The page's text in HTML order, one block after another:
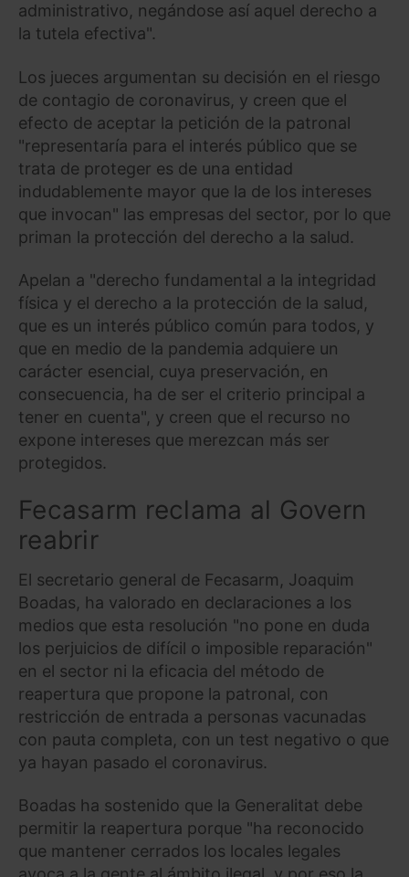
administrativo, negándose así aquel derecho a
la tutela efectiva".
Los jueces argumentan su decisión en el riesgo
de contagio de coronavirus, y creen que el
efecto de aceptar la petición de la patronal
"representaría para el interés público que se
trata de proteger es de una entidad
indudablemente mayor que la de los intereses
que invocan" las empresas del sector, por lo que
priman la protección del derecho a la salud.
Apelan a "derecho fundamental a la integridad
física y el derecho a la protección de la salud,
que es un interés público común para todos, y
que en medio de la pandemia adquiere un
carácter esencial, cuya preservación, en
consecuencia, ha de ser el criterio principal a
tener en cuenta", y creen que el recurso no
expone intereses que merezcan más ser
protegidos.
Fecasarm reclama al Govern
reabrir
El secretario general de Fecasarm, Joaquim
Boadas, ha valorado en declaraciones a los
medios que esta resolución "no pone en duda
los perjuicios de difícil o imposible reparación"
en el sector ni la eficacia del método de
reapertura que propone la patronal, con
restricción de entrada a personas vacunadas
con pauta completa, con un test negativo o que
ya hayan pasado el coronavirus.
Boadas ha sostenido que la Generalitat debe
permitir la reapertura porque "ha reconocido
que mantener cerrados los locales legales